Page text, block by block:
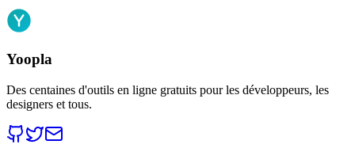
Yoopla
Des centaines d'outils en ligne gratuits pour les développeurs, les
designers et tous.